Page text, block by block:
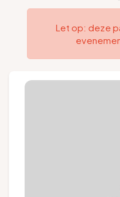
Pays de Liège
Pers
Let op: deze